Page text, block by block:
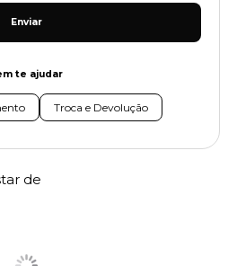
Enviar
te ajudar
Troca e Devolução
de